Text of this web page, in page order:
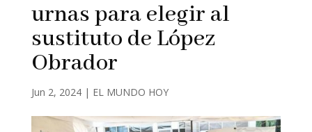
urnas para elegir al
sustituto de López
Obrador
Jun 2, 2024| EL MUNDO HOY